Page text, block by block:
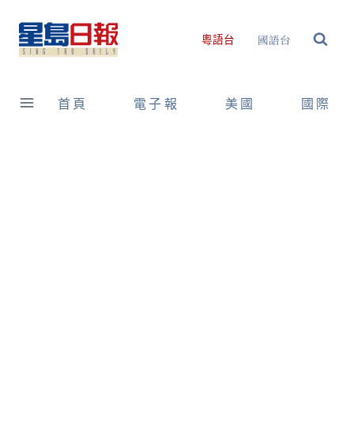
content
粵語台 國語台
首頁 電子報 美國 國際